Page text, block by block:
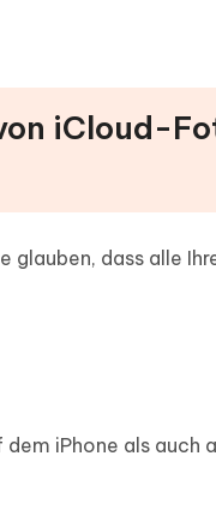
iCloud-
glauben, dass alle
iPhone als auch